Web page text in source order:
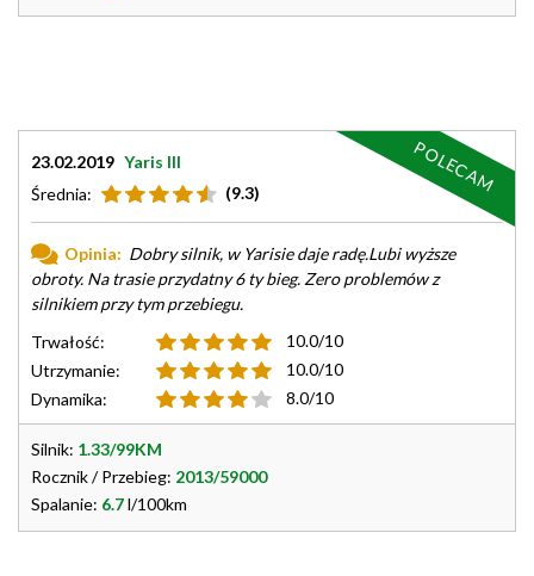
23.02.2019 Yaris III
Średnia:
(9.3)
Opinia: Dobry silnik, w Yarisie daje radę.Lubi wyższe
obroty. Na trasie przydatny 6 ty bieg. Zero problemów z
silnikiem przy tym przebiegu.
Trwałość:
10.0/10
Utrzymanie:
10.0/10
Dynamika:
8.0/10
Silnik: 1.33/99KM
Rocznik / Przebieg: 2013/59000
Spalanie: 6.7l/100km
POLECAM